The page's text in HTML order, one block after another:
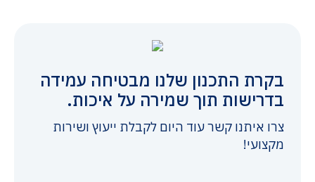
בקרת התכנון שלנו מבטיחה עמידה
בדרישות תוך שמירה על איכות.
צרו איתנו קשר עוד היום לקבלת ייעוץ ושירות
מקצועי!